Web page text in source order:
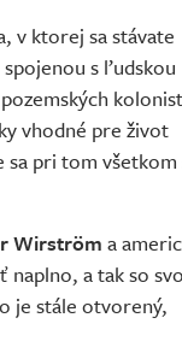
v ktorej sa stávate
s ľudskou
vhodné pre život
pri tom všetkom
Wirström a
naplno, a tak so
je stále otvorený,